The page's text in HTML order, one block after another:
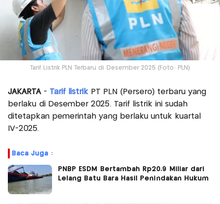
Tarif Listrik PLN Terbaru di Desember 2025 (Foto: PLN)
JAKARTA- Tarif listrikPT PLN (Persero) terbaru yang
berlaku di Desember 2025. Tarif listrik ini sudah
ditetapkan pemerintah yang berlaku untuk kuartal
IV-2025.
Baca Juga :
PNBP ESDM Bertambah Rp20,9 Miliar dari
Lelang Batu Bara Hasil Penindakan Hukum